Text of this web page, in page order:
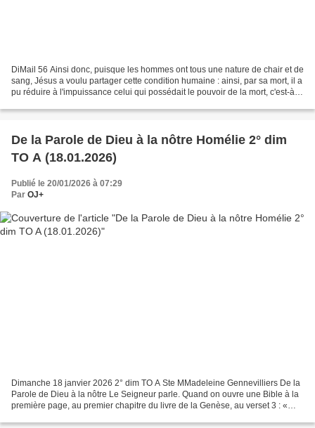
DiMail 56 Ainsi donc, puisque les hommes ont tous une nature de chair et de
sang, Jésus a voulu partager cette condition humaine : ainsi, par sa mort, il a
pu réduire à l'impuissance celui qui possédait le pouvoir de la mort, c'est-à-
De la Parole de Dieu à la nôtre Homélie 2° dim
TO A (18.01.2026)
Publié le 20/01/2026 à 07:29
Par OJ+
Dimanche 18 janvier 2026 2° dim TO A Ste MMadeleine Gennevilliers De la
Parole de Dieu à la nôtre Le Seigneur parle. Quand on ouvre une Bible à la
première page, au premier chapitre du livre de la Genèse, au verset 3 : «